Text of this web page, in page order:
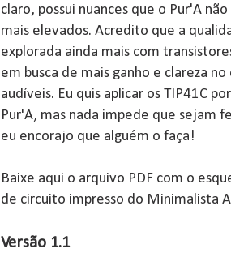
claro, possui nuances que o Pur'A
mais elevados. Acredito que a
explorada ainda mais com
em busca de mais ganho e clareza
audíveis. Eu quis aplicar os TIP41C
Pur'A, mas nada impede que sejam
eu encorajo que alguém o faça!
Baixe aqui o arquivo PDF com o
de circuito impresso do Minimalista
Versão 1.1